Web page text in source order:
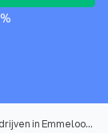
in Emmeloord